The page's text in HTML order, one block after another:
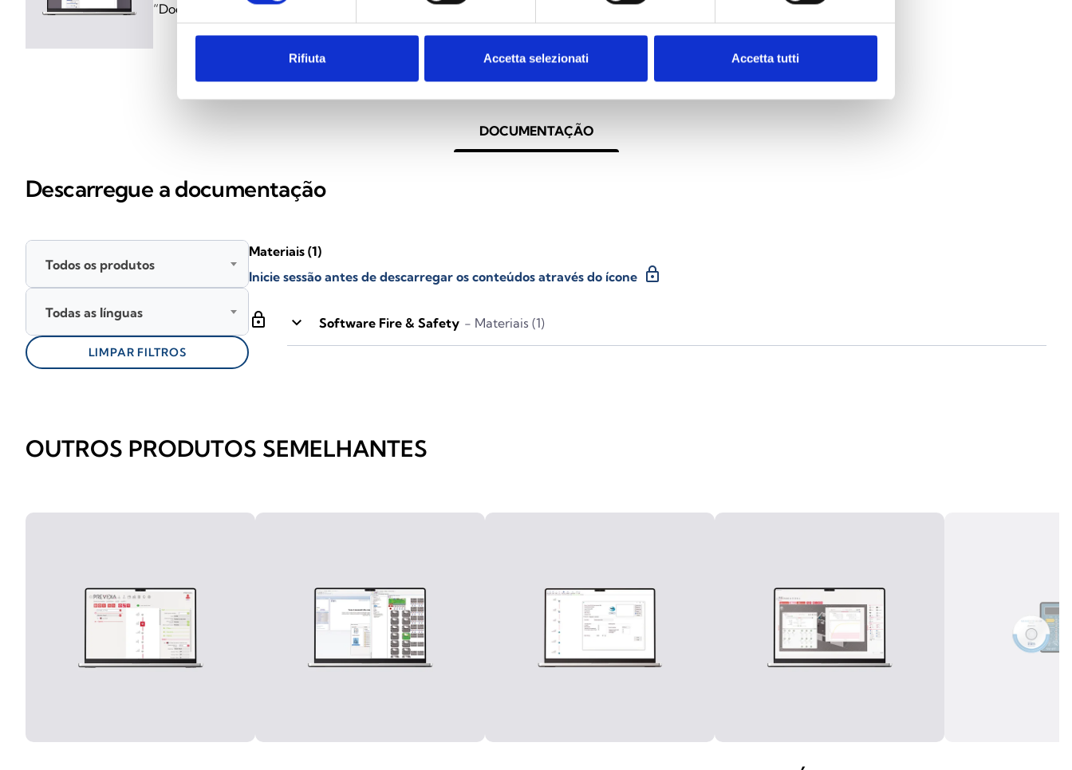
Rifiuta Accetta selezionati Accetta tutti
“Documentos”
DOCUMENTAÇÃO
Descarregue a documentação
lock keyboard_arrow_down Software Fire & Safety - Materiais (1)
Materiais (1)
Inicie sessão antes de descarregar os conteúdos através do ícone lock
Todos os produtos
Todas as línguas
LIMPAR FILTROS
OUTROS PRODUTOS SEMELHANTES